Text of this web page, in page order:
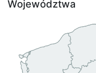
Województwa